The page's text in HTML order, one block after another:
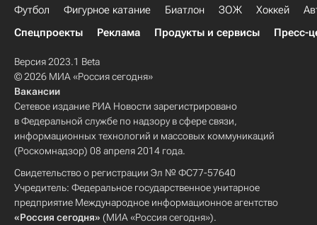
Футбол Фигурное катание Биатлон ЗОЖ Хоккей
Спецпроекты
Реклама Продукты и сервисы Пресс-
Версия 2023.1 Beta
© 2026 МИА «Россия сегодня»
Вакансии
Сетевое издание РИА Новости зарегистрировано
в Федеральной службе по надзору в сфере связи,
информационных технологий и массовых коммуникаций
(Роскомнадзор) 08 апреля 2014 года.
Свидетельство о регистрации Эл № ФС77-57640
Учредитель: Федеральное государственное унитарное
предприятие Международное информационное агентство
«Россия сегодня» (МИА «Россия сегодня»).